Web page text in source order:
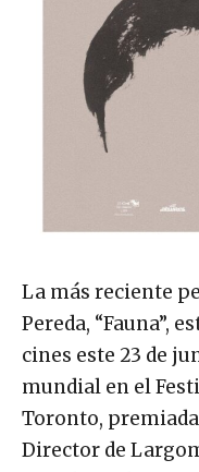
La más reciente
Pereda, “Fauna”,
cines este 23 de
mundial en el
Toronto,
Director de